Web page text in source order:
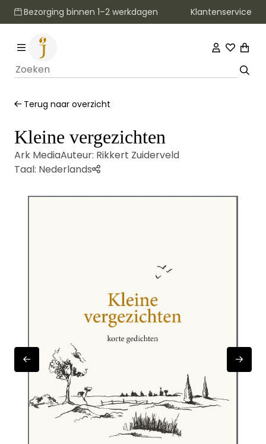
Bezorging binnen 1–2 werkdagen Klantenservice
Terug naar overzicht
Kleine vergezichten
Ark MediaAuteur: Rikkert Zuiderveld
Taal: Nederlands